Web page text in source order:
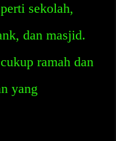
sekolah,
dan masjid.
ramah dan
yang